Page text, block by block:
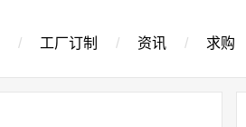
/ 工厂订制 / 资讯 / 求购